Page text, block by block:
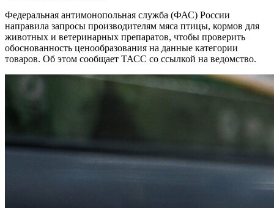
Федеральная антимонопольная служба (ФАС) России
направила запросы производителям мяса птицы, кормов для
животных и ветеринарных препаратов, чтобы проверить
обоснованность ценообразования на данные категории
товаров. Об этом сообщает ТАСС со ссылкой на ведомство.